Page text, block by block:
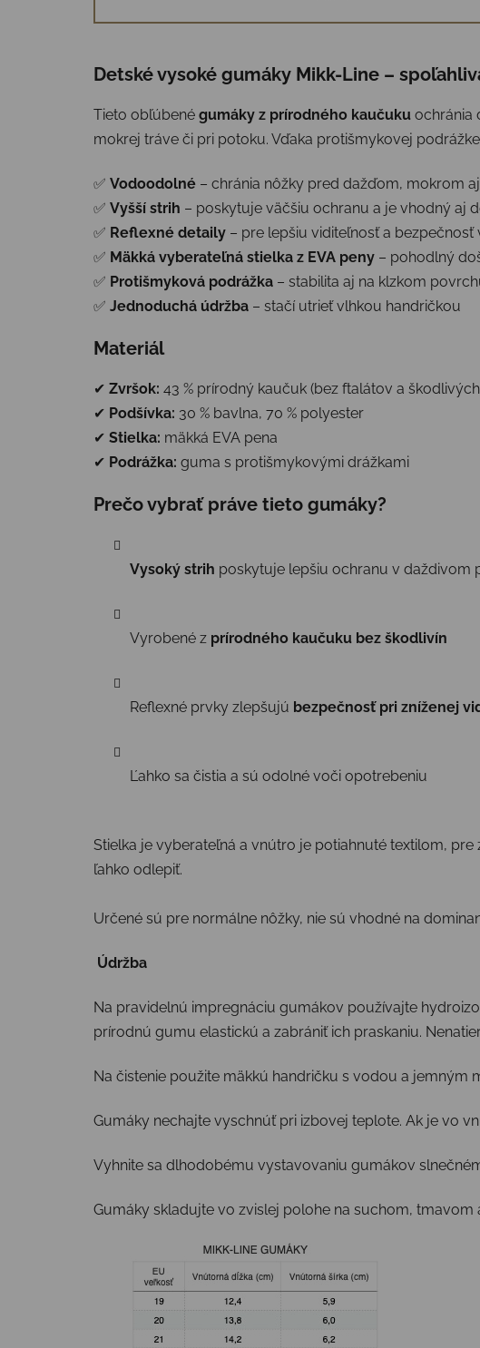
Detské vysoké gumáky Mikk-Line –
Tieto obľúbené gumáky z prírodného kaučuku ochránia
mokrej tráve či pri potoku. Vďaka protišmykovej
✅ Vodoodolné – chránia nôžky pred dažďom, mokrom
✅ Vyšší strih – poskytuje väčšiu ochranu a je vhodný aj
✅ Reflexné detaily – pre lepšiu viditeľnosť a bezpečnosť
✅ Mäkká vyberateľná stielka z EVA peny – pohodlný
✅ Protišmyková podrážka – stabilita aj na klzkom
✅ Jednoduchá údržba – stačí utrieť vlhkou handričkou
Materiál
✔ Zvršok: 43 % prírodný kaučuk (bez ftalátov a
✔ Podšívka: 30 % bavlna, 70 % polyester
✔ Stielka: mäkká EVA pena
✔ Podrážka: guma s protišmykovými drážkami
Prečo vybrať práve tieto gumáky?
Vysoký strih poskytuje lepšiu ochranu v daždivom
Vyrobené z prírodného kaučuku bez škodlivín
Reflexné prvky zlepšujú bezpečnosť pri zníženej
Ľahko sa čistia a sú odolné voči opotrebeniu
Stielka je vyberateľná a vnútro je potiahnuté textilom,
ľahko odlepiť.
Určené sú pre normálne nôžky, nie sú vhodné na
Údržba
Na pravidelnú impregnáciu gumákov používajte
prírodnú gumu elastickú a zabrániť ich praskaniu.
Na čistenie použite mäkkú handričku s vodou a jemným
Gumáky nechajte vyschnúť pri izbovej teplote. Ak je vo
Vyhnite sa dlhodobému vystavovaniu gumákov
Gumáky skladujte vo zvislej polohe na suchom, tmavom